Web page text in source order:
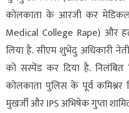
कोलकाता के आरजी कर
Medical College Rape) और
लिया है. सीएम शुभेंदु अधिकारी
को सस्पेंड कर दिया है. निलंबित
कोलकाता पुलिस के पूर्व कमिश्नर
मुखर्जी और IPS अभिषेक गुप्ता